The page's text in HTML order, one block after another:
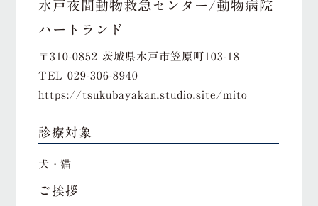
水戸夜間動物救急センター/動物病院
ハートランド
〒310-0852 茨城県水戸市笠原町103-18
TEL029-306-8940
https://tsukubayakan.studio.site/mito
診療対象
犬・猫
ご挨拶